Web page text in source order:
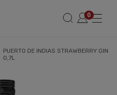
PUERTO DE INDIAS STRAWBERRY GIN
0,7L